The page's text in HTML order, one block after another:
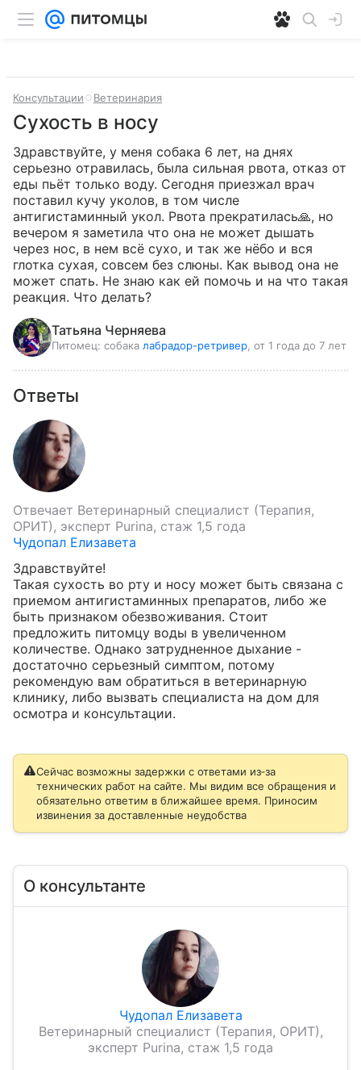
Консультации Ветеринария
Сухость в носу
Здравствуйте, у меня собака 6 лет, на днях
серьезно отравилась, была сильная рвота, отказ от
еды пьёт только воду. Сегодня приезжал врач
поставил кучу уколов, в том числе
антигистаминный укол. Рвота прекратилась🙏, но
вечером я заметила что она не может дышать
через нос, в нем всё сухо, и так же нёбо и вся
глотка сухая, совсем без слюны. Как вывод она не
может спать. Не знаю как ей помочь и на что такая
реакция. Что делать?
Татьяна Черняева
Питомец: собака лабрадор-ретривер , от 1 года до 7 лет
Ответы
Отвечает Ветеринарный специалист (Терапия,
ОРИТ), эксперт Purina, стаж 1,5 года
Чудопал Елизавета
Здравствуйте!
Такая сухость во рту и носу может быть связана с
приемом антигистаминных препаратов, либо же
быть признаком обезвоживания. Стоит
предложить питомцу воды в увеличенном
количестве. Однако затрудненное дыхание -
достаточно серьезный симптом, потому
рекомендую вам обратиться в ветеринарную
клинику, либо вызвать специалиста на дом для
осмотра и консультации.
Сейчас возможны задержки с ответами из‑за
технических работ на сайте. Мы видим все обращения и
обязательно ответим в ближайшее время. Приносим
извинения за доставленные неудобства
О консультанте
Чудопал Елизавета
Ветеринарный специалист (Терапия, ОРИТ),
эксперт Purina, стаж 1,5 года